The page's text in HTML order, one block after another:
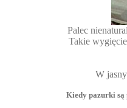
Palec
Takie
W
Kiedy pazurki są